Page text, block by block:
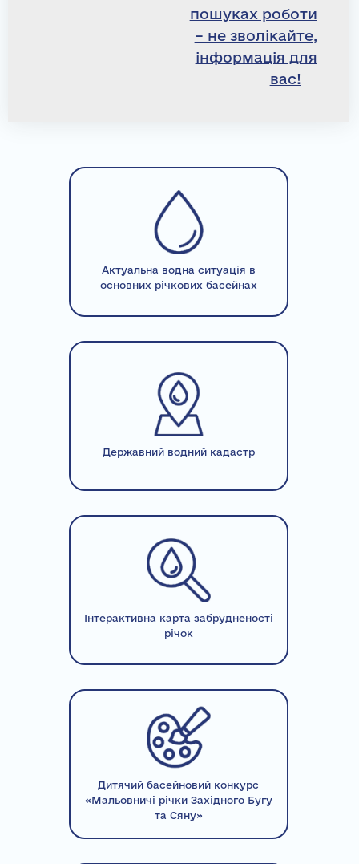
пошуках роботи
– не зволікайте,
інформація для
вас!
Актуальна водна ситуація в
основних річкових басейнах
Державний водний кадастр
Інтерактивна карта забрудненості
річок
Дитячий басейновий конкурс
«Мальовничі річки Західного Бугу
та Сяну»